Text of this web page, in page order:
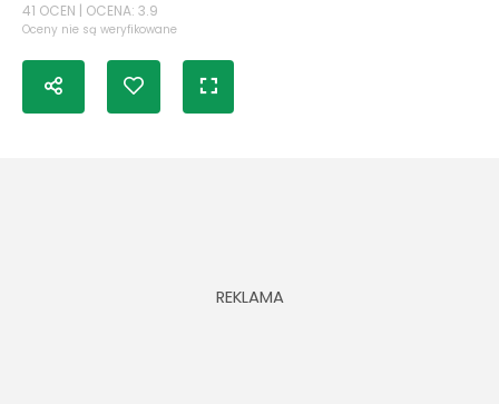
41 OCEN | OCENA: 3.9
Oceny nie są weryfikowane